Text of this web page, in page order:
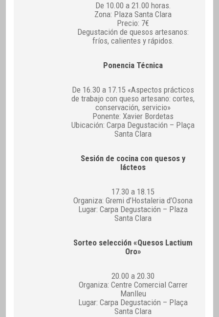
De 10.00 a 21.00 horas.
Zona: Plaza Santa Clara
Precio: 7€
Degustación de quesos artesanos:
fríos, calientes y rápidos.
Ponencia Técnica
De 16.30 a 17.15 «Aspectos prácticos
de trabajo con queso artesano: cortes,
conservación, servicio»
Ponente: Xavier Bordetas
Ubicación: Carpa Degustación – Plaça
Santa Clara
Sesión de cocina con quesos y
lácteos
17.30 a 18.15
Organiza: Gremi d’Hostaleria d’Osona
Lugar: Carpa Degustación – Plaza
Santa Clara
Sorteo selección «Quesos Lactium
Oro»
20.00 a 20.30
Organiza: Centre Comercial Carrer
Manlleu
Lugar: Carpa Degustación – Plaça
Santa Clara